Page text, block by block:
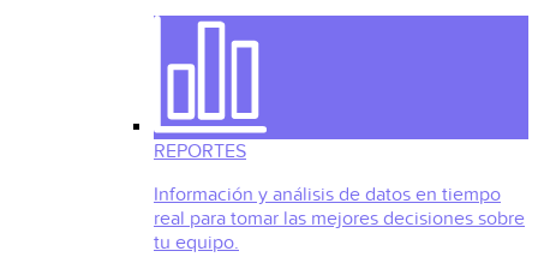
REPORTES
Información y análisis de datos en tiempo
real para tomar las mejores decisiones sobre
tu equipo.